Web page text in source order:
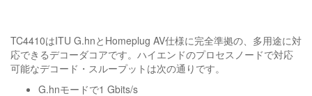
TC4410はITU G.hnとHomeplug AV仕様に完全準拠の、多用途に対
応できるデコーダコアです。ハイエンドのプロセスノードで対応
可能なデコード・スループットは次の通りです。
G.hnモードで1 Gbits/s